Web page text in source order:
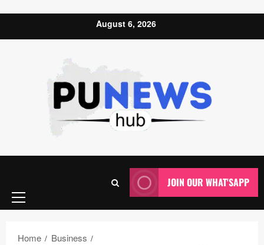
August 6, 2026
JOIN OUR WHAT'SAPP
Home
Business